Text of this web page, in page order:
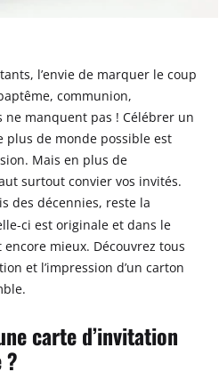
l’envie de marquer le coup
communion,
manquent pas ! Célébrer un
plus de monde possible est
Mais en plus de
surtout convier vos invités.
des décennies, reste la
ci est originale et dans le
encore mieux. Découvrez tous
et l’impression d’un carton
carte d’invitation